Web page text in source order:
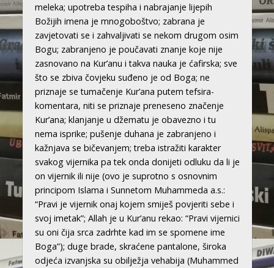
meleka; upotreba tespiha i nabrajanje lijepih
Božijih imena je mnogoboštvo; zabrana je
zavjetovati se i zahvaljivati se nekom drugom osim
Bogu; zabranjeno je poučavati znanje koje nije
zasnovano na Kur’anu i takva nauka je ćafirska; sve
što se zbiva čovjeku suđeno je od Boga; ne
priznaje se tumačenje Kur’ana putem tefsira-
komentara, niti se priznaje preneseno značenje
Kur’ana; klanjanje u džematu je obavezno i tu
nema isprike; pušenje duhana je zabranjeno i
kažnjava se bičevanjem; treba istražiti karakter
svakog vijernika pa tek onda donijeti odluku da li je
on vijernik ili nije (ovo je suprotno s osnovnim
principom Islama i Sunnetom Muhammeda a.s.:
“Pravi je vijernik onaj kojem smiješ povjeriti sebe i
svoj imetak”; Allah je u Kur’anu rekao: “Pravi vijernici
su oni čija srca zadrhte kad im se spomene ime
Boga”); duge brade, skraćene pantalone, široka
odjeća izvanjska su obilježja vehabija (Muhammed